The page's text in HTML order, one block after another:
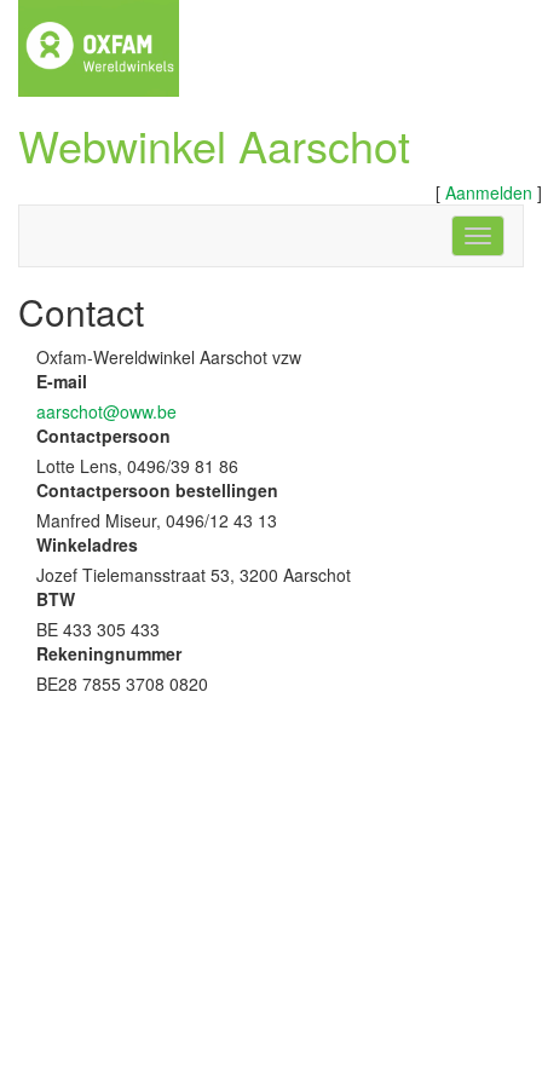
Webwinkel Aarschot
[ Aanmelden ]
Contact
Oxfam-Wereldwinkel Aarschot vzw
E-mail
aarschot@oww.be
Contactpersoon
Lotte Lens, 0496/39 81 86
Contactpersoon bestellingen
Manfred Miseur, 0496/12 43 13
Winkeladres
Jozef Tielemansstraat 53, 3200 Aarschot
BTW
BE 433 305 433
Rekeningnummer
BE28 7855 3708 0820